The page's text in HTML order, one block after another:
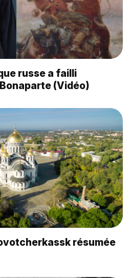
russe a failli
(Vidéo)
résumée